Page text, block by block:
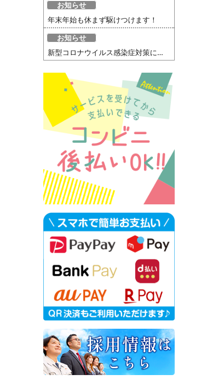
お知らせ
年末年始も休まず駆けつけます！
お知らせ
新型コロナウイルス感染症対策に...